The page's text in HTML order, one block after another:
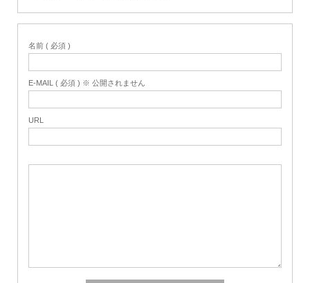
名前 ( 必須 )
E-MAIL ( 必須 ) ※ 公開されません
URL